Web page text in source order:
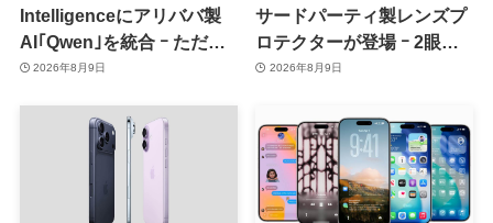
Intelligenceにアリババ製
AI｢Qwen｣を統合 ｰ ただ、
ユーザーガイドを公開後に
2026年8月9日
サードパーティ製レンズプ
ロテクターが登場 ｰ 2眼カ
メラ搭載や一部本体カラー
2026年8月9日